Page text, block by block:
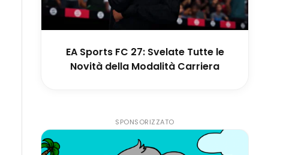
EA Sports FC 27: Svelate Tutte le
Novità della Modalità Carriera
SPONSORIZZATO